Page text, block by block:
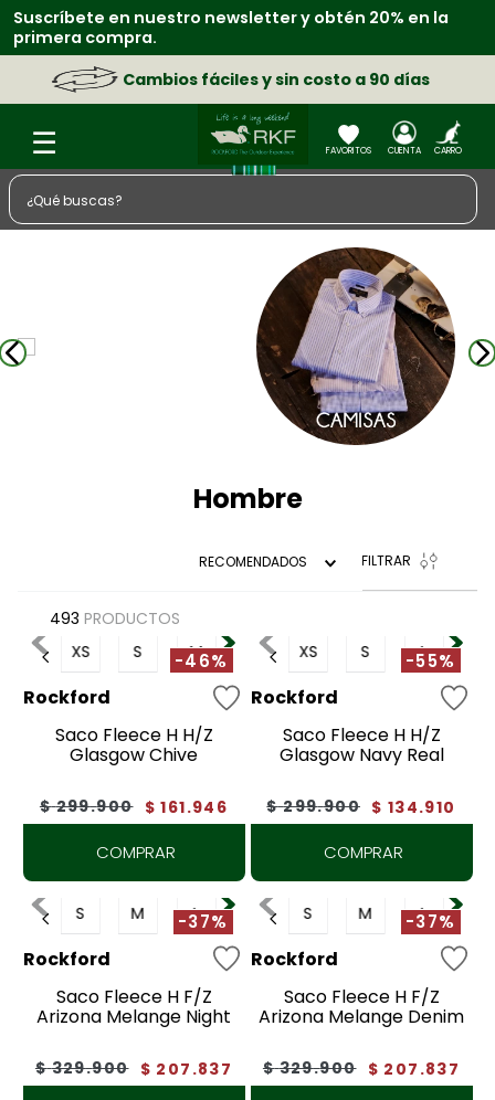
Suscríbete en nuestro newsletter y obtén 20% en la
primera compra.
Cambios fáciles y sin costo a 90 días
¿Qué buscas?
Hombre
RECOMENDADOS FILTRAR
493 PRODUCTOS
-46%
XS S M
Rockford
Saco Fleece H H/Z
Glasgow Chive
$ 299.900 $ 161.946
COMPRAR
-55%
XS S L
Rockford
Saco Fleece H H/Z
Glasgow Navy Real
$ 299.900 $ 134.910
COMPRAR
-37%
S M L
Rockford
Saco Fleece H F/Z
Arizona Melange Night
$ 329.900 $ 207 .837
-37%
S M L
Rockford
Saco Fleece H F/Z
Arizona Melange Denim
$ 329.900 $ 207 .837
10. jeans